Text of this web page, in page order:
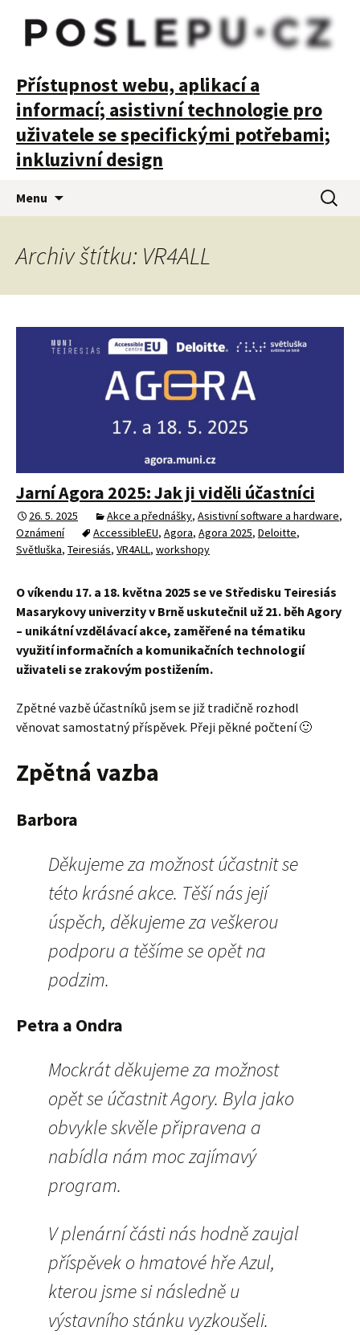
POSLEPU
Přístupnost webu, aplikací a
informací; asistivní technologie pro
uživatele se specifickými potřebami;
inkluzivní design
Menu
webu
Archiv štítku: VR4ALL
Jarní Agora 2025: Jak ji viděli účastníci
26. 5. 2025 Akce a přednášky, Asistivní software a hardware,
Oznámení
AccessibleEU, Agora, Agora 2025, Deloitte,
Světluška, Teiresiás, VR4ALL, workshopy
O víkendu 17. a 18. května 2025 se ve Středisku Teiresiás
Masarykovy univerzity v Brně uskutečnil už 21. běh Agory
– unikátní vzdělávací akce, zaměřené na tématiku
využití informačních a komunikačních technologií
uživateli se zrakovým postižením.
Zpětné vazbě účastníků jsem se již tradičně rozhodl
věnovat samostatný příspěvek. Přeji pěkné počtení 🙂
Zpětná vazba
Barbora
Děkujeme za možnost účastnit se
této krásné akce. Těší nás její
úspěch, děkujeme za veškerou
podporu a těšíme se opět na
podzim.
Petra a Ondra
Mockrát děkujeme za možnost
opět se účastnit Agory. Byla jako
obvykle skvěle připravena a
nabídla nám moc zajímavý
program.
V plenární části nás hodně zaujal
příspěvek o hmatové hře Azul,
kterou jsme si následně u
výstavního stánku vyzkoušeli.